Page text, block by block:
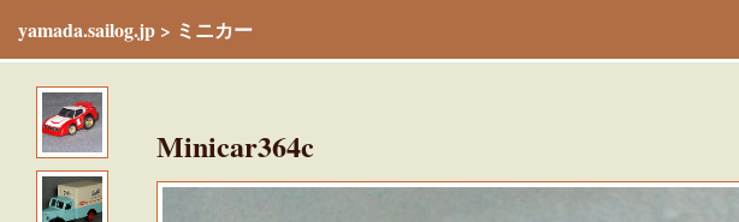
yamada.sailog.jp > ミニカー
Minicar364c